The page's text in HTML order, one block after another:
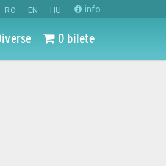
RO EN HU info
0 bilete